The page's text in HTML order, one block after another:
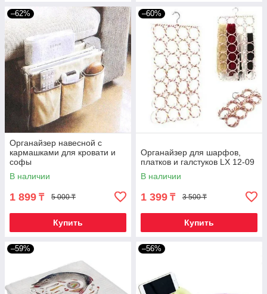
–62%
Органайзер навесной с
кармашками для кровати и
софы
В наличии
1 899 ₸ 5 000 ₸
Купить
–60%
Органайзер для шарфов,
платков и галстуков LX 12-09
В наличии
1 399 ₸ 3 500 ₸
Купить
–59% –56%